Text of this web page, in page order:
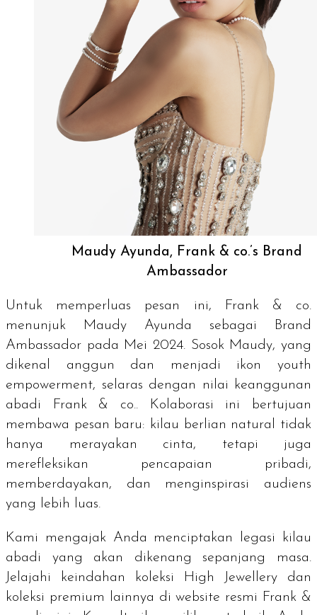
Maudy Ayunda, Frank & co.’s Brand
Ambassador
Untuk memperluas pesan ini, Frank & co.
menunjuk Maudy Ayunda sebagai
Brand
Ambassador pada Mei 2024. Sosok Maudy, yang
dikenal anggun dan menjadi ikon youth
empowerment, selaras dengan nilai keanggunan
abadi Frank & co.. Kolaborasi ini bertujuan
membawa pesan baru: kilau berlian natural tidak
hanya merayakan cinta, tetapi juga
merefleksikan pencapaian pribadi,
memberdayakan, dan menginspirasi audiens
yang lebih luas.
Kami mengajak Anda menciptakan legasi kilau
abadi yang akan dikenang sepanjang masa.
Jelajahi keindahan koleksi High Jewellery dan
koleksi premium lainnya di website resmi Frank &